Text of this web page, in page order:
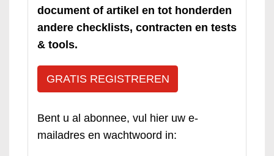
document of artikel en tot honderden
andere checklists, contracten en tests
& tools.
GRATIS REGISTREREN
Bent u al abonnee, vul hier uw e-
mailadres en wachtwoord in: